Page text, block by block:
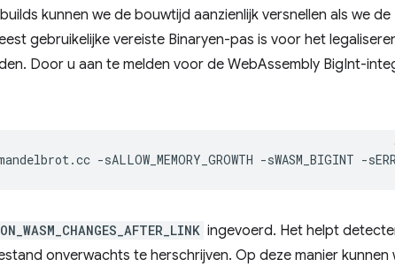
kunnen we de bouwtijd aanzienlijk versnellen als we de
gebruikelijke vereiste Binaryen-pas is voor het
Door u aan te melden voor de WebAssembly BigInt-
-sALLOW_MEMORY_GROWTH -sWASM_BIGINT
ingevoerd. Het helpt
onverwachts te herschrijven. Op deze manier kunnen